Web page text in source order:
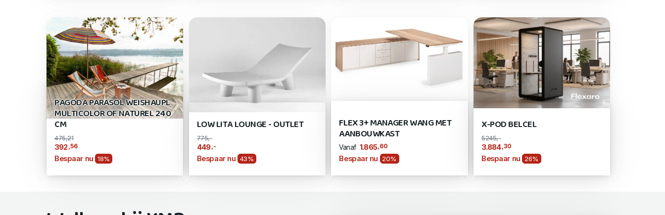
PAGODA PARASOL WEISHAUPL
MULTICOLOR OF NATUREL 240
CM
475,21
392,56
Bespaar nu 18%
LOW LITA LOUNGE - OUTLET
775,-
449 ,-
Bespaar nu 43%
FLEX 3+ MANAGER WANG MET
AANBOUWKAST
Vanaf 1.865,60
Bespaar nu 20%
X-POD BELCEL
5245,-
3.884,30
Bespaar nu 26%